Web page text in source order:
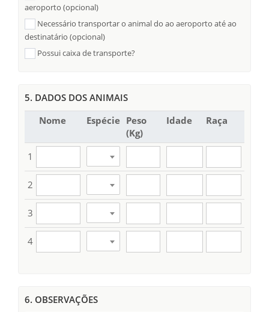
aeroporto (opcional)
Necessário transportar o animal do ao aeroporto até ao
destinatário (opcional)
Possui caixa de transporte?
5. DADOS DOS ANIMAIS
Nome
Espécie Peso
(Kg)
Idade Raça
1
2
3
4
6. OBSERVAÇÕES